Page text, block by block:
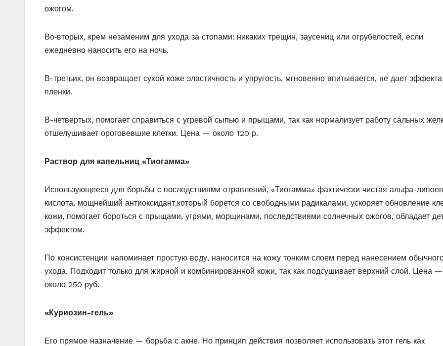
ожогом.
Во‑вторых, крем незаменим для ухода за стопами: никаких трещин, заусениц или огрубелостей, если
ежедневно наносить его на ночь.
В-третьих, он возвращает сухой коже эластичность и упругость, мгновенно впитывается, не дает эффекта
пленки.
В-четвертых, помогает справиться с угревой сыпью и прыщами, так как нормализует работу сальных
отшелушивает ороговевшие клетки. Цена — около 120 р.
Раствор для капельниц «Тиогамма»
Использующееся для борьбы с последствиями отравлений, «Тиогамма» фактически чистая альфа-
кислота, мощнейший антиоксидант,который борется со свободными радикалами, ускоряет обновление
кожи, помогает бороться с прыщами, угрями, морщинами, последствиями солнечных ожогов, обладает
эффектом.
По консистенции напоминает простую воду, наносится на кожу тонким слоем перед нанесением
ухода. Подходит только для жирной и комбинированной кожи, так как подсушивает верхний слой. Цена —
около 250 руб.
«Куриозин-гель»
Его прямое назначение — борьба с акне. Но принцип действия позволяет использовать этот гель как